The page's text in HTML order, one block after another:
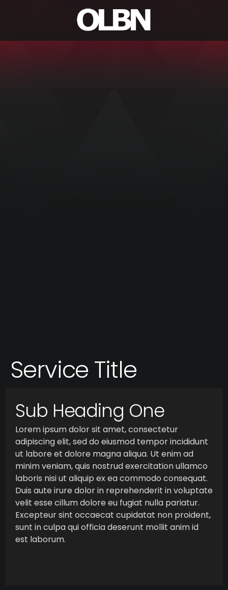
Service Title
Sub Heading One
Lorem ipsum dolor sit amet, consectetur
adipiscing elit, sed do eiusmod tempor incididunt
ut labore et dolore magna aliqua. Ut enim ad
minim veniam, quis nostrud exercitation ullamco
laboris nisi ut aliquip ex ea commodo consequat.
Duis aute irure dolor in reprehenderit in voluptate
velit esse cillum dolore eu fugiat nulla pariatur.
Excepteur sint occaecat cupidatat non proident,
sunt in culpa qui officia deserunt mollit anim id
est laborum.